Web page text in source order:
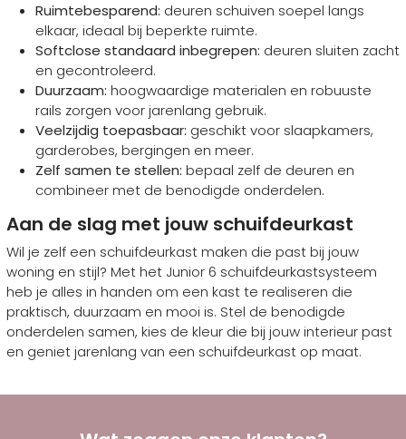
Ruimtebesparend: deuren schuiven soepel langs
elkaar, ideaal bij beperkte ruimte.
Softclose standaard inbegrepen: deuren sluiten zacht
en gecontroleerd.
Duurzaam: hoogwaardige materialen en robuuste
rails zorgen voor jarenlang gebruik.
Veelzijdig toepasbaar: geschikt voor slaapkamers,
garderobes, bergingen en meer.
Zelf samen te stellen: bepaal zelf de deuren en
combineer met de benodigde onderdelen.
Aan de slag met jouw schuifdeurkast
Wil je zelf een schuifdeurkast maken die past bij jouw
woning en stijl? Met het Junior 6 schuifdeurkastsysteem
heb je alles in handen om een kast te realiseren die
praktisch, duurzaam en mooi is. Stel de benodigde
onderdelen samen, kies de kleur die bij jouw interieur past
en geniet jarenlang van een schuifdeurkast op maat.